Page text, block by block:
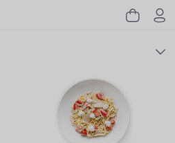
2006 года
2006 года